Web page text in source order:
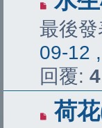
最後發
09-12
回覆: 4
荷